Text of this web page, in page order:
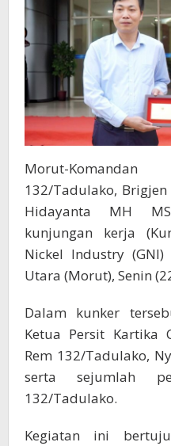
Morut-
132/Tadulako,
Hidayanta MH
kunjungan kerja
Nickel Industry
Utara (Morut), Senin
Dalam kunker
Ketua Persit Kartika
Rem 132/Tadulako,
serta sejumlah
132/Tadulako.
Kegiatan ini